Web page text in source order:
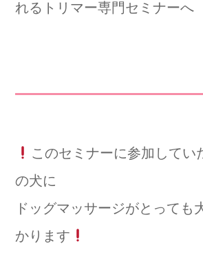
れるトリマー専門セミナーへ
このセミナーに参加してい
の犬に
ドッグマッサージがとっても
かります